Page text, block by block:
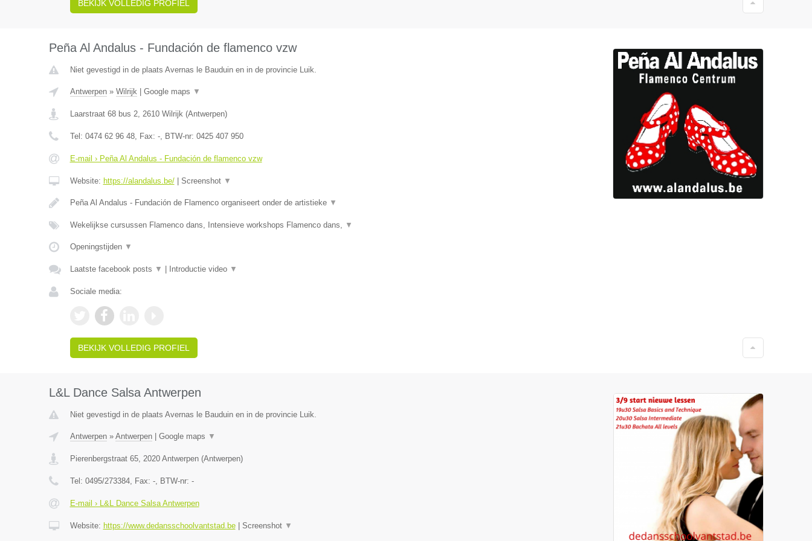
BEKIJK VOLLEDIG PROFIEL
Peña Al Andalus - Fundación de flamenco vzw
Niet gevestigd in de plaats Avernas le Bauduin en in de provincie Luik.
Antwerpen» Wilrijk| Google maps ▼
Laarstraat 68 bus 2, 2610 Wilrijk(Antwerpen)
Tel: 0474 62 96 48, Fax: -, BTW-nr: 0425 407 950
E-mail › Peña Al Andalus - Fundación de flamenco vzw
Website: https://alandalus.be/| Screenshot ▼
Peña Al Andalus - Fundación de Flamenco organiseert onder de artistieke ▼
Wekelijkse cursussen Flamenco dans, Intensieve workshops Flamenco dans, ▼
Openingstijden ▼
Laatste facebook posts ▼ Introductie video ▼
Sociale media:
BEKIJK VOLLEDIG PROFIEL
L&L Dance Salsa Antwerpen
Niet gevestigd in de plaats Avernas le Bauduin en in de provincie Luik.
Antwerpen» Antwerpen| Google maps ▼
Pierenbergstraat 65, 2020 Antwerpen(Antwerpen)
Tel: 0495/273384, Fax: -, BTW-nr: -
E-mail › L&L Dance Salsa Antwerpen
Website: https://www.dedansschoolvantstad.be| Screenshot ▼